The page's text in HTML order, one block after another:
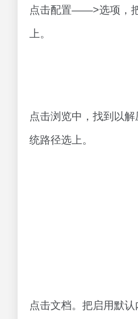
点击配置——>选项，
上。
点击浏览中，找到以
统路径选上。
点击文档。把启用默认